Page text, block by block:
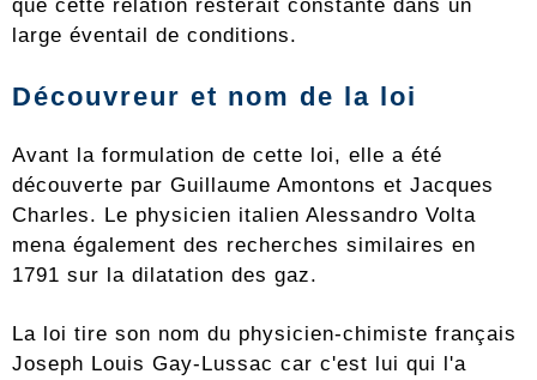
que cette relation resterait constante dans un
large éventail de conditions.
Découvreur et nom de la loi
Avant la formulation de cette loi, elle a été
découverte par Guillaume Amontons et Jacques
Charles. Le physicien italien Alessandro Volta
mena également des recherches similaires en
1791 sur la dilatation des gaz.
La loi tire son nom du physicien-chimiste français
Joseph Louis Gay-Lussac car c'est lui qui l'a